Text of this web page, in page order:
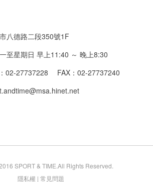
八德路二段350號1F
至星期日 早上11:40 ～ 晚上8:30
02-27737228
FAX：02-27737240
SPORT & TIME.All Rights Reserved.
隱私權 | 常見問題